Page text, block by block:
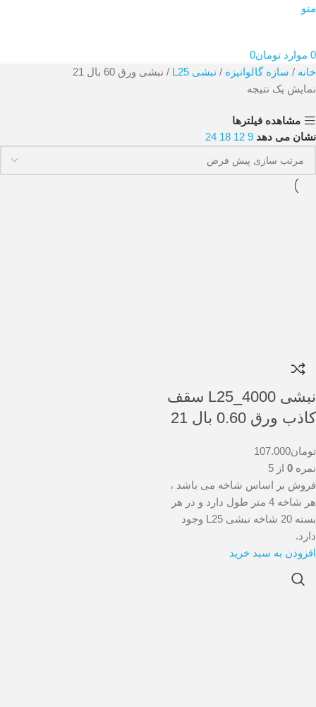
منو
0 موارد تومان0
خانه
سازه گالوانیزه نبشی L25
نبشی ورق 60 بال 21
نمایش یک نتیجه
مشاهده فیلترها
نشان می دهد 9
12
18
24
نبشی L25_4000 سقف
کاذب ورق 0.60 بال 21
تومان107.000
نمره 0 از 5
فروش بر اساس شاخه می باشد ،
هر شاخه 4 متر طول دارد و در هر
بسته 20 شاخه نبشی L25 وجود
دارد.
افزودن به سبد خرید